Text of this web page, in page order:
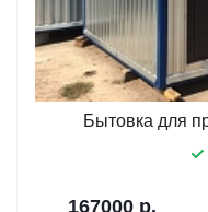
Бытовка для
167000 р.